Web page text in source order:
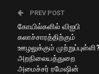
PREV POST
கோயில்களில் விஐபி
கலாச்சாரத்திற்கும்
ஊழலுக்கும் முற்றுப்புள்ளி?
அறநிலையத்துறை
அமைச்சர் ரமேஷின்